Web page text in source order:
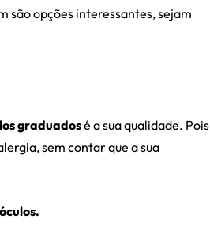
são opções interessantes, sejam
graduadosé a sua qualidade. Pois
sem contar que a sua